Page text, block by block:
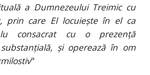
a Dumnezeului Treimic cu
prin care El locuiește în el ca
consacrat cu o prezență
și operează în om
"